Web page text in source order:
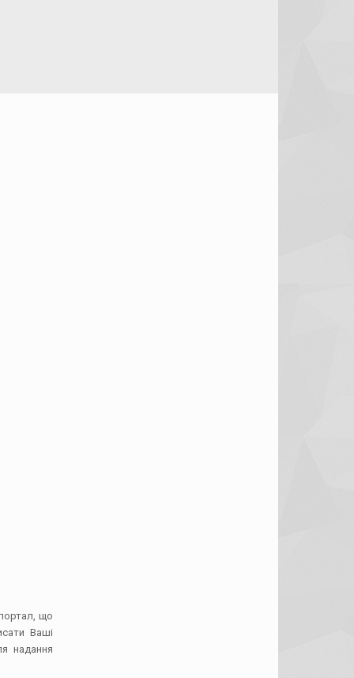
що
Ваші
надання